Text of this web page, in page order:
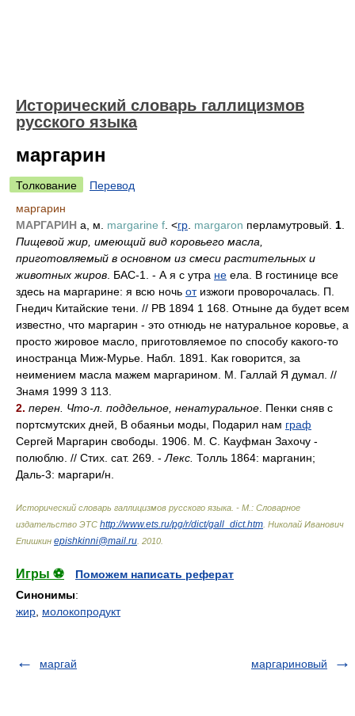
Исторический словарь галлицизмов
русского языка
маргарин
Толкование
Перевод
маргарин
МАРГАРИН а, м. margarine f . <гр margaron перламутровый. 1
Пищевой жир, имеющий вид коровьего масла,
приготовляемый в основном из смеси растительных и
животных жиров . БАС-1. - А я с утра не ела. В гостинице все
здесь на маргарине: я всю ночь отизжоги проворочалась. П.
Гнедич Китайские тени. // РВ 1894 1 168. Отныне да будет всем
известно, что маргарин - это отнюдь не натуральное коровье, а
просто жировое масло, приготовляемое по способу какого-то
иностранца Миж-Мурье. Набл. 1891. Как говорится, за
неимением масла мажем маргарином. М. Галлай Я думал. //
Знамя 1999 3 113.
2. перен. Что-л. поддельное, ненатуральное . Пенки сняв с
портсмутских дней, В обаяньи моды, Подарил нам граф
Сергей Маргарин свободы. 1906. М. С. Кауфман Захочу -
полюблю. // Стих. сат. 269. - Лекс. Толль 1864: марганин;
Даль-3: маргари/н.
Исторический словарь галлицизмов русского языка. - М.: Словарное
издательство ЭТС http://www.ets.ru/pg/r/dict/gall_dict.htm Николай Иванович
Епишкин epishkinni@mail.ru 2010
Игры ⚽
Поможем написать реферат
Синонимы:
жир молокопродукт
маргай маргариновый